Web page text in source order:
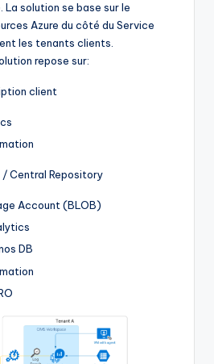
La solution se base sur le
Azure du côté du Service
les tenants clients.
repose sur:
client
/ Central Repository
Account (BLOB)
DB